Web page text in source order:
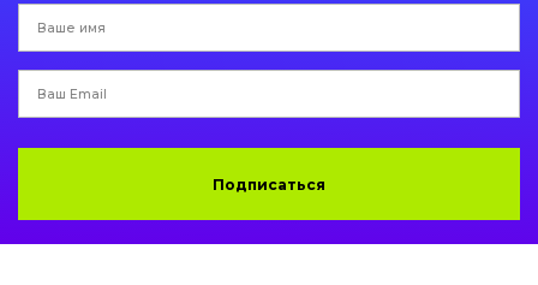
Подушки амортизационные
Пальци и втулки
написати
зателефонувати
Подписаться